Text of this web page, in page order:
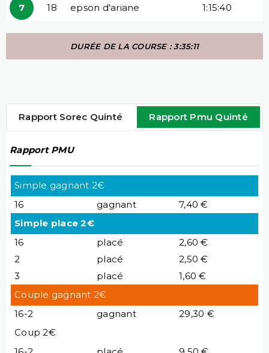
7 18 epson d'ariane 1:15:40
DURÉE DE LA COURSE : 3:35:11
Rapport Sorec Quinté Rapport Pmu Quinté
Rapport PMU
Simple gagnant 2€
16
gagnant
7,40 €
Simple place 2€
16
placé
2,60 €
2
placé
2,50 €
3
placé
1,60 €
Couple gagnant 2€
16-2
gagnant
29,30 €
Coup 2€